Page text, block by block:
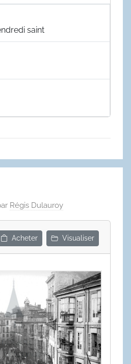
saint
Régis Dulauroy
Acheter Visualiser